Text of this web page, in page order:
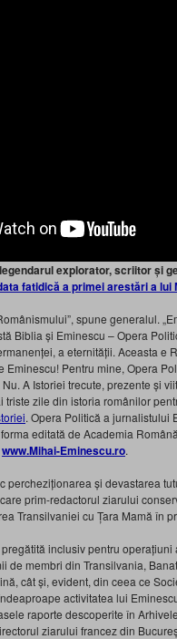
explorator, scriitor și
fatidică a primei arestări a lui
spune generalul.
Biblia și Eminescu – Opera
a eternității. Aceasta e
Eminescu! Pentru mine, Opera
A Istoriei trecute, prezente și
triste zile din istoria românilor
. Opera Politică a jurnalistului
editată de Academia
www.Mihai-Eminescu.ro.
percheziționarea și devastarea
prim-redactorul ziarului
Transilvaniei cu Țara Mamă în
inclusiv pentru
de membri din Transilvania,
cât și, evident, din ceea ce
activitatea lui
raporte descoperite în
ziarului francez din